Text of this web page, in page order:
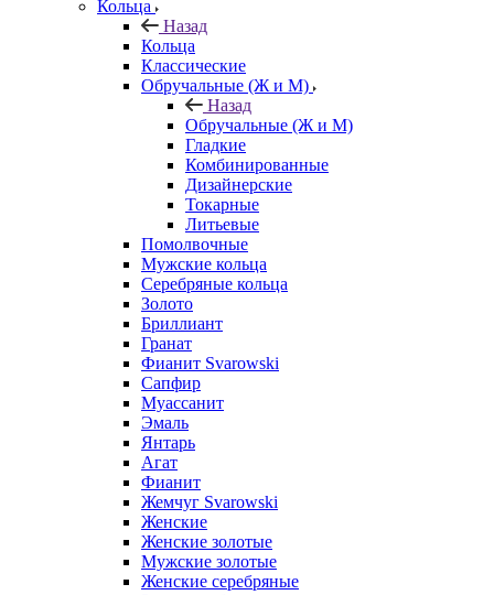
Кольца
Назад
Кольца
Классические
Обручальные (Ж и М)
Назад
Обручальные (Ж и М)
Гладкие
Комбинированные
Дизайнерские
Токарные
Литьевые
Помолвочные
Мужские кольца
Серебряные кольца
Золото
Бриллиант
Гранат
Фианит Svarowski
Сапфир
Муассанит
Эмаль
Янтарь
Агат
Фианит
Жемчуг Svarowski
Женские
Женские золотые
Мужские золотые
Женские серебряные